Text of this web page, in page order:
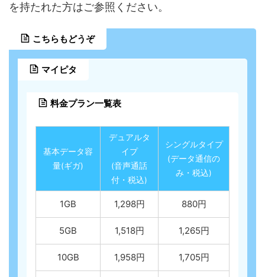
を持たれた方はご参照ください。
こちらもどうぞ
マイピタ
料金プラン一覧表
基本データ容
量(ギガ)
デュアルタ
イプ
(音声通話
付・税込)
シングルタイプ
(データ通信の
み・税込)
1GB 1,298円 880円
5GB 1,518円 1,265円
10GB 1,958円 1,705円